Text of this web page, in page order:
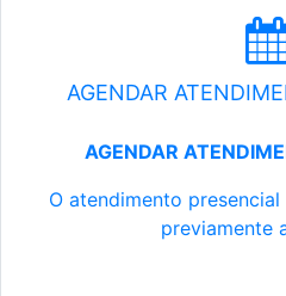
AGENDAR
AGENDAR
O atendimento
previamente